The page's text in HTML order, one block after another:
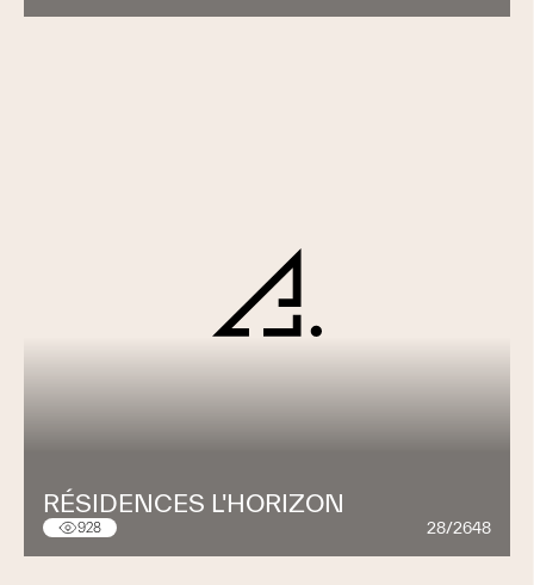
RÉSIDENCES L'HORIZON
928 28/2648